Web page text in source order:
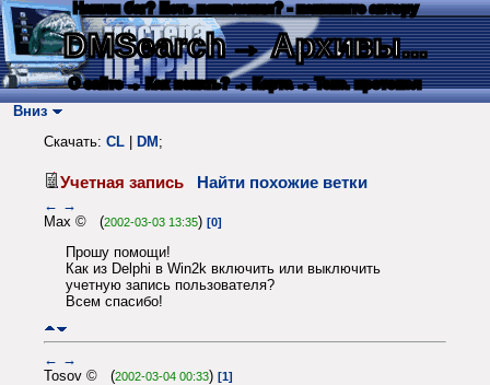
Нашли баг? Есть пожелания? - напишите автору
DMSearch→ Архивы...
О сайте → Как искать? → Карта → Текс. протокол
Вниз
Скачать: CL DM ;
Учетная запись Найти похожие ветки
← →
Max © (2002-03-03 13:35) [0]
Прошу помощи!
Как из Delphi в Win2k включить или выключить
учетную запись пользователя?
Всем спасибо!
← →
Tosov © (2002-03-04 00:33) [1]